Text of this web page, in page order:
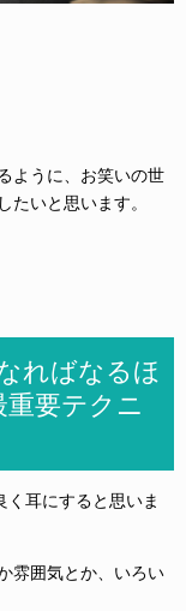
ように、お笑いの世
たいと思います。
ればなるほ
要テクニ
耳にすると思いま
雰囲気とか、いろい